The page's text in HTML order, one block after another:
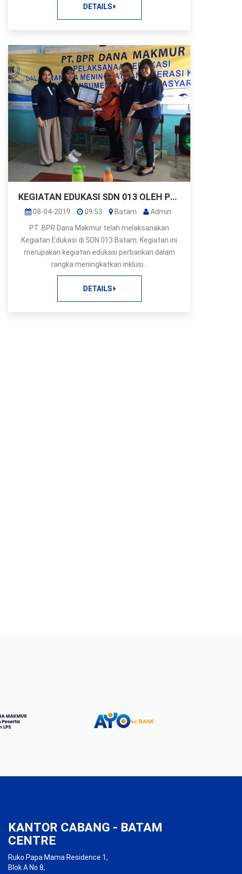
DETAILS
KEGIATAN EDUKASI SDN 013 OLEH PT. BPR DANA MAKMUR
08-04-2019 09:53 Batam
Admin
PT. BPR Dana Makmur telah melaksanakan
Kegiatan Edukasi di SDN 013 Batam. Kegiatan ini
merupakan kegiatan edukasi perbankan dalam
rangka meningkatkan inklusi...
DETAILS
KANTOR CABANG - BATAM
CENTRE
Ruko Papa Mama Residence 1,
Blok A No 8,